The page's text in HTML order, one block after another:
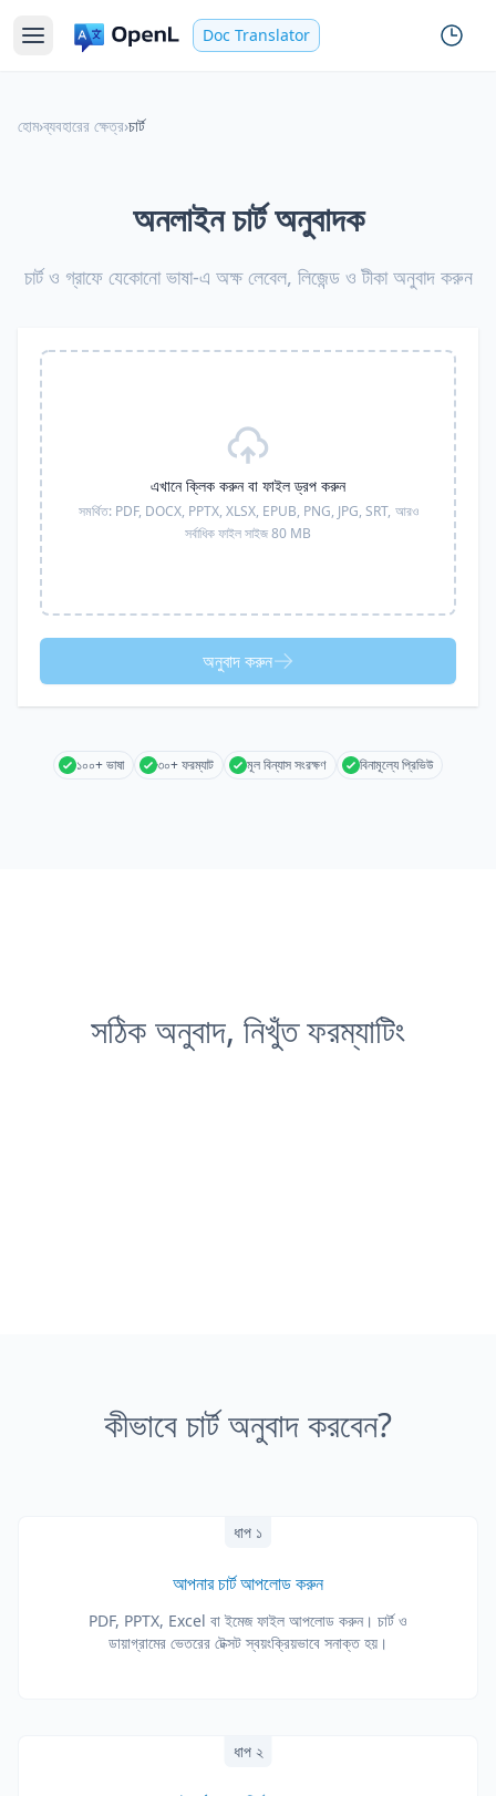
Doc Translator
হোম›ব্যবহারের ক্ষেত্র›চার্ট
অনলাইন চার্ট অনুবাদক
চার্ট ও গ্রাফে যেকোনো ভাষা-এ অক্ষ লেবেল, লিজেন্ড ও টীকা অনুবাদ করুন
এখানে ক্লিক করুন বা ফাইল ড্রপ করুন
সমর্থিত: PDF, DOCX, PPTX, XLSX, EPUB, PNG, JPG, SRT, আরও
সর্বাধিক ফাইল সাইজ 80 MB
অনুবাদ করুন
১০০+ ভাষা ৩০+ ফরম্যাট মূল বিন্যাস সংরক্ষণ বিনামূল্যে প্রিভিউ
সঠিক অনুবাদ, নিখুঁত ফরম্যাটিং
কীভাবে চার্ট অনুবাদ করবেন?
ধাপ ১
আপনার চার্ট আপলোড করুন
PDF, PPTX, Excel বা ইমেজ ফাইল আপলোড করুন। চার্ট ও
ডায়াগ্রামের ভেতরের টেক্সট স্বয়ংক্রিয়ভাবে সনাক্ত হয়।
ধাপ ২